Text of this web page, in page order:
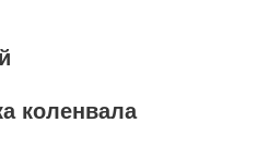
коленвала